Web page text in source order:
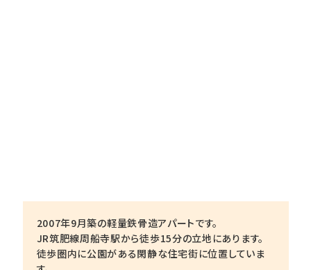
2007年9月築の軽量鉄骨造アパートです。
JR筑肥線周船寺駅から徒歩15分の立地にあります。
徒歩圏内に公園がある閑静な住宅街に位置していま